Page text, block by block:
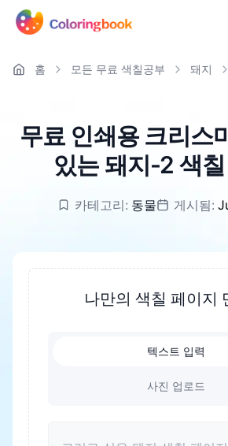
홈 모든 무료 색칠공부 돼지
무료 인쇄용 크리스
있는 돼지-2 색
카테고리: 동물 게시됨:
나만의 색칠 페이지
텍스트 입력
사진 업로드